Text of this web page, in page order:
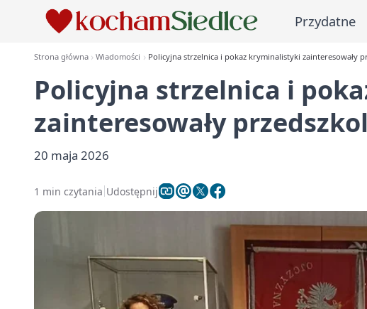
Przydatne
Strona główna Wiadomości Policyjna strzelnica i pokaz kryminalistyki zainteresowały
Policyjna strzelnica i
zainteresowały
20 maja 2026
1 min czytania Udostępnij